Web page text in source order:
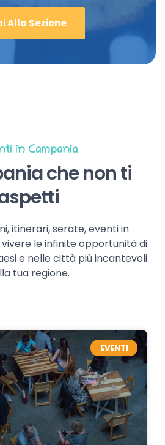
Alla Sezione
in Campania
che non ti
itinerari, serate, eventi in
le infinite opportunità di
e nelle città più incantevoli
tua regione.
EVENTI